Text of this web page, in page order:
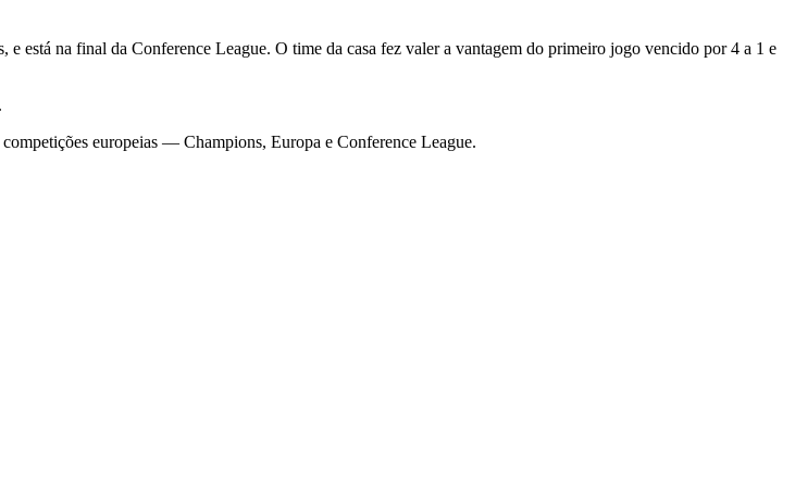
e está na final da Conference League. O time da casa fez valer a vantagem do primeiro jogo vencido por 4 a 1 e
europeias — Champions, Europa e Conference League.